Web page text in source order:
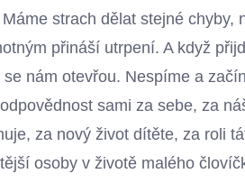
strach dělat stejné
přináší utrpení. A když
se nám otevřou. Nespíme a
sami za sebe, za
za nový život dítěte, za roli
osoby v životě malého